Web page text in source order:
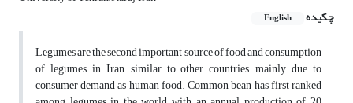
چکیده
English
Legumes are the second important source of food and consumption
of legumes in Iran, similar to other countries, mainly due to
consumer demand as human food. Common bean has first ranked